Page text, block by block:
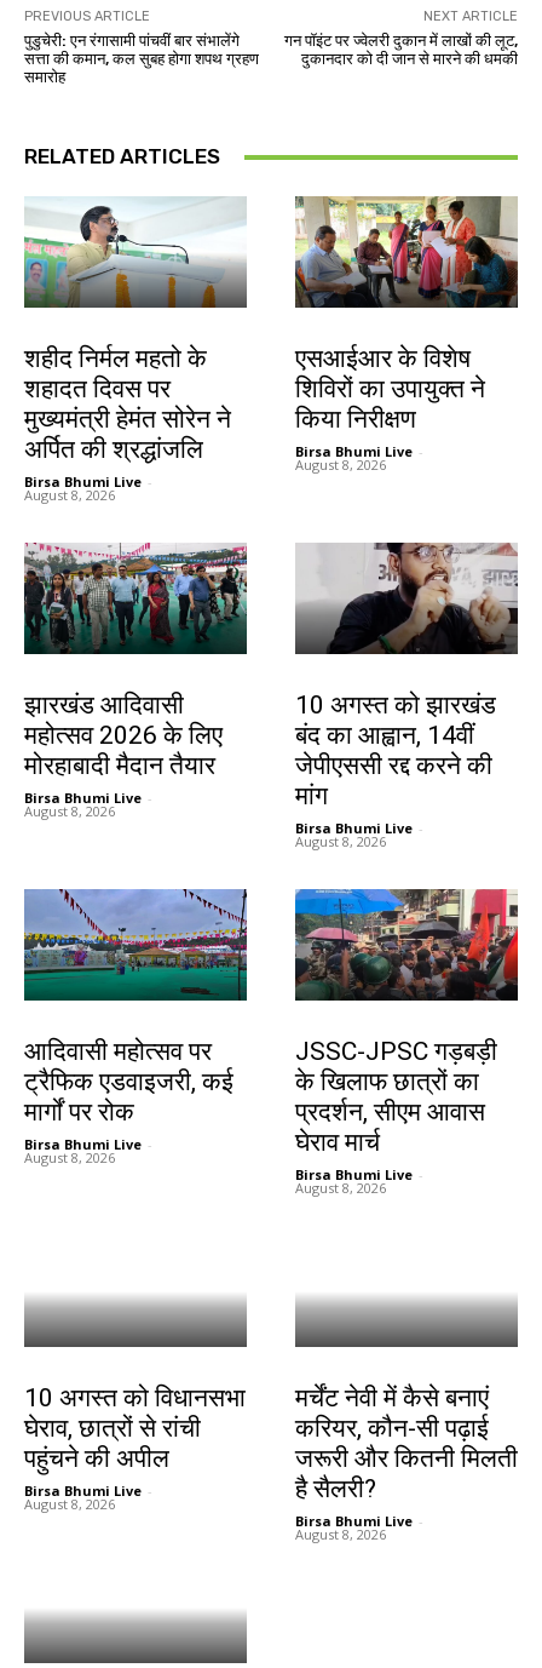
PREVIOUS ARTICLE
पुडुचेरी: एन रंगासामी पांचवीं बार संभालेंगे
सत्ता की कमान, कल सुबह होगा शपथ ग्रहण
समारोह
NEXT ARTICLE
गन पॉइंट पर ज्वेलरी दुकान में लाखों की लूट,
दुकानदार को दी जान से मारने की धमकी
RELATED ARTICLES
शहीद निर्मल महतो के
शहादत दिवस पर
मुख्यमंत्री हेमंत सोरेन ने
अर्पित की श्रद्धांजलि
Birsa Bhumi Live -
August 8, 2026
एसआईआर के विशेष
शिविरों का उपायुक्त ने
किया निरीक्षण
Birsa Bhumi Live -
August 8, 2026
झारखंड आदिवासी
महोत्सव 2026 के लिए
मोरहाबादी मैदान तैयार
Birsa Bhumi Live -
August 8, 2026
10 अगस्त को झारखंड
बंद का आह्वान, 14वीं
जेपीएससी रद्द करने की
मांग
Birsa Bhumi Live -
August 8, 2026
आदिवासी महोत्सव पर
ट्रैफिक एडवाइजरी, कई
मार्गों पर रोक
Birsa Bhumi Live -
August 8, 2026
JSSC-JPSC गड़बड़ी
के खिलाफ छात्रों का
प्रदर्शन, सीएम आवास
घेराव मार्च
Birsa Bhumi Live -
August 8, 2026
10 अगस्त को विधानसभा
घेराव, छात्रों से रांची
पहुंचने की अपील
Birsa Bhumi Live -
August 8, 2026
मर्चेंट नेवी में कैसे बनाएं
करियर, कौन-सी पढ़ाई
जरूरी और कितनी मिलती
है सैलरी?
Birsa Bhumi Live -
August 8, 2026